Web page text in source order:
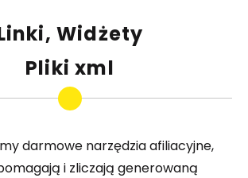
Widżety
Pliki xml
darmowe narzędzia afiliacyjne,
i zliczają generowaną